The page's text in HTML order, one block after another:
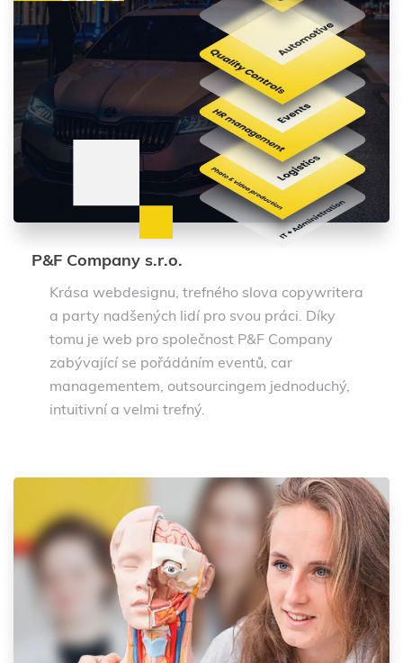
P&F Company s.r.o.
Krása webdesignu, trefného slova copywritera
a party nadšených lidí pro svou práci. Díky
tomu je web pro společnost P&F Company
zabývající se pořádáním eventů, car
managementem, outsourcingem jednoduchý,
intuitivní a velmi trefný.